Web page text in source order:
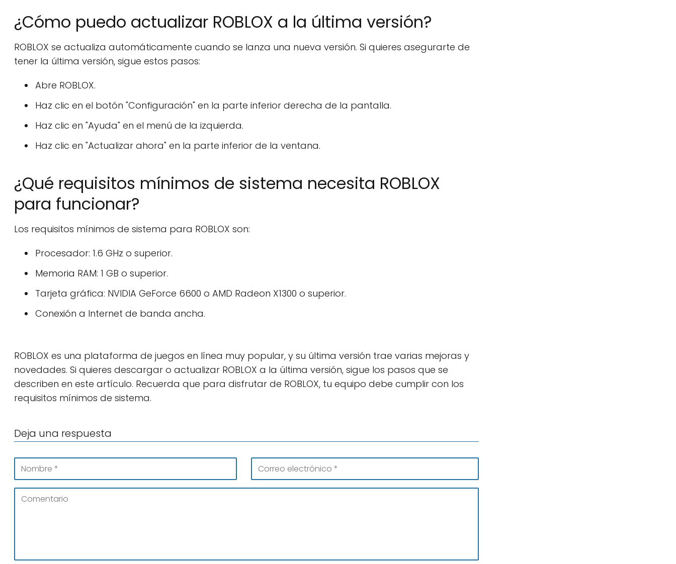
¿Cómo puedo actualizar ROBLOX a la última versión?
ROBLOX se actualiza automáticamente cuando se lanza una nueva versión. Si quieres asegurarte de
tener la última versión, sigue estos pasos:
Abre ROBLOX.
Haz clic en el botón "Configuración" en la parte inferior derecha de la pantalla.
Haz clic en "Ayuda" en el menú de la izquierda.
Haz clic en "Actualizar ahora" en la parte inferior de la ventana.
¿Qué requisitos mínimos de sistema necesita ROBLOX
para funcionar?
Los requisitos mínimos de sistema para ROBLOX son:
Procesador: 1.6 GHz o superior.
Memoria RAM: 1 GB o superior.
Tarjeta gráfica: NVIDIA GeForce 6600 o AMD Radeon X1300 o superior.
Conexión a Internet de banda ancha.
ROBLOX es una plataforma de juegos en línea muy popular, y su última versión trae varias mejoras y
novedades. Si quieres descargar o actualizar ROBLOX a la última versión, sigue los pasos que se
describen en este artículo. Recuerda que para disfrutar de ROBLOX, tu equipo debe cumplir con los
requisitos mínimos de sistema.
Deja una respuesta